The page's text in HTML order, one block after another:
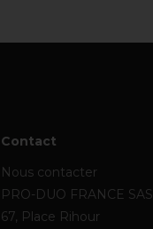
Contact
Nous contacter
PRO-DUO FRANCE SAS
67, Place Rihour